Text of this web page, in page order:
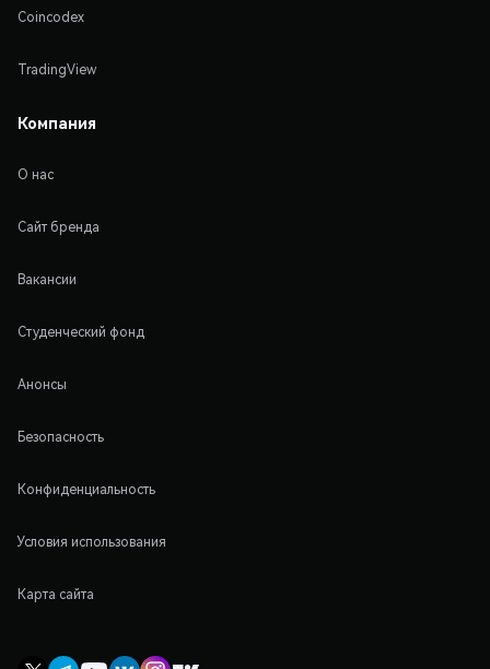
Coincodex
TradingView
Компания
О нас
Сайт бренда
Вакансии
Студенческий фонд
Анонсы
Безопасность
Конфиденциальность
Условия использования
Карта сайта